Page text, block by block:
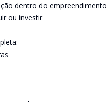
dentro do empreendimento
ou investir